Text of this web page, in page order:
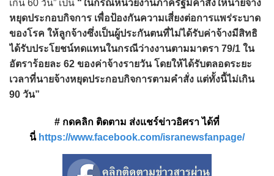
เกิน 60 วัน” เป็น “ในกรณีหน่วยงานภาครัฐมีคำสั่งให้นายจ้าง
หยุดประกอบกิจการ เพื่อป้องกันความเสี่ยงต่อการแพร่ระบาด
ของโรค ให้ลูกจ้างซึ่งเป็นผู้ประกันตนที่ไม่ได้รับค่าจ้างมีสิทธิ
ได้รับประโยชน์ทดแทนในกรณีว่างงานตามมาตรา 79/1 ใน
อัตราร้อยละ 62 ของค่าจ้างรายวัน โดยให้ได้รับตลอดระยะ
เวลาที่นายจ้างหยุดประกอบกิจการตามคำสั่ง แต่ทั้งนี้ไม่เกิน
90 วัน”
# กดคลิก ติดตาม ส่งแชร์ข่าวอิศรา ได้ที่
นี่ https://www.facebook.com/isranewsfanpage/